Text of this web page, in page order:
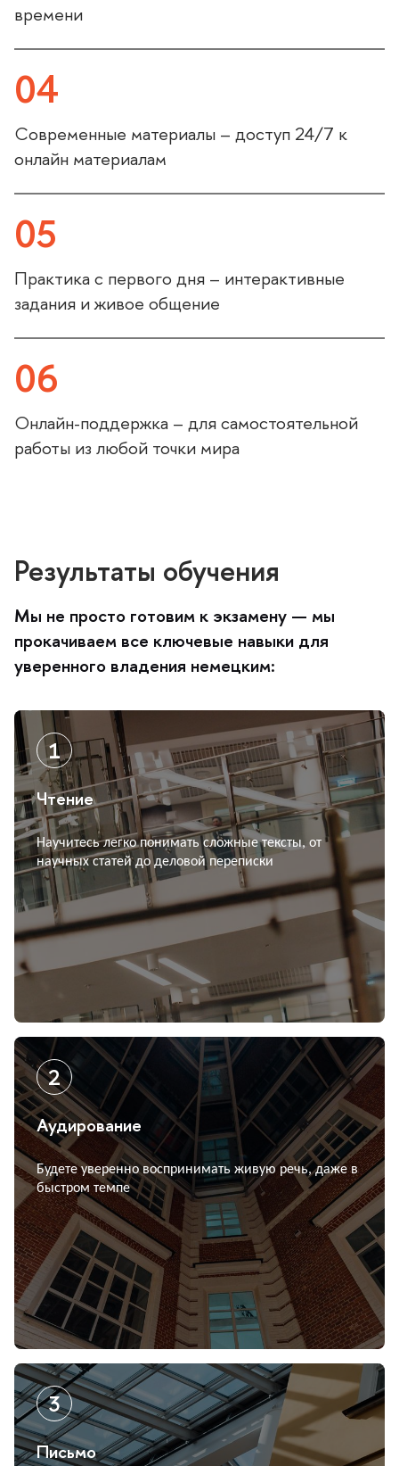
ремени
04
Современные материалы – доступ 24/7 к
онлайн материалам
05
Практика с первого дня – интерактивные
задания и живое общение
06
Онлайн-поддержка – для самостоятельной
работы из любой точки мира
Результаты обучения
Мы не просто готовим к экзамену — мы
прокачиваем все ключевые навыки для
уверенного владения немецким:
Чтение
Научитесь легко понимать сложные тексты, от
научных статей до деловой переписки
Аудирование
Будете уверенно воспринимать живую речь, даже
ыстром темпе
Письмо